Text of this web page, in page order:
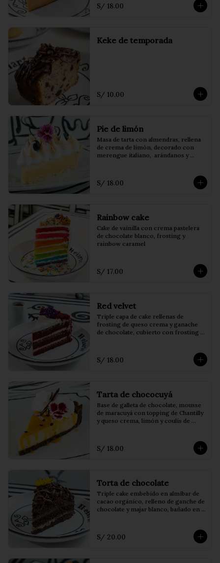
S/ 18.00
Keke de temporada
S/ 10.00
Pie de limón
Masa de tarta con almendras, rellena
de crema de limón, decorado con
merengue italiano,  arándanos y
S/ 18.00
Rainbow cake
Cake de vainilla con crema pastelera
de chocolate blanco, frosting y
rainbow caramel
S/ 17.00
Red velvet
Triple capa de cake rellenas de
frosting de queso crema y ganache
de chocolate, cubierto con frosting y
S/ 18.00
Tarta de chococuyá
Base de galleta de chocolate, mousse
de maracuyá con topping de Chantilly
y queso crema, limón y coulis de
S/ 18.00
Torta de chocolate
Triple cake embebido en almíbar de
cacao orgánico, relleno de ganche de
chocolate y majar blanco, bañado en
S/ 20.00